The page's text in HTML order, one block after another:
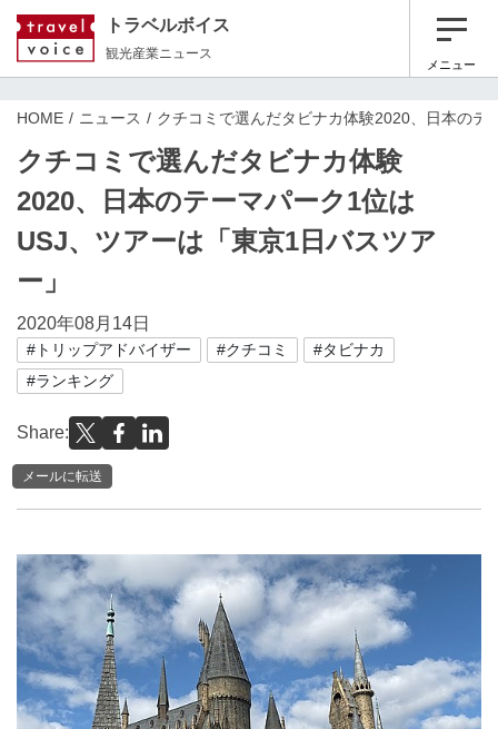
トラベルボイス
観光産業ニュース
メニュー
HOME ニュース クチコミで選んだタビナカ体験2020、日本の
クチコミで選んだタビナカ体験
2020、日本のテーマパーク1位は
USJ、ツアーは「東京1日バスツア
ー」
2020年08月14日
#トリップアドバイザー #クチコミ
#タビナカ
#ランキング
Share:
メールに転送